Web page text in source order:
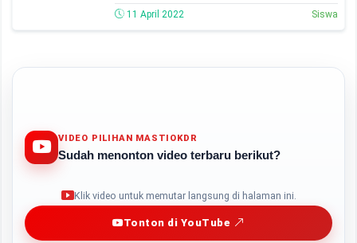
11 April 2022 Siswa
VIDEO PILIHAN MASTIOKDR
Sudah menonton video terbaru berikut?
Klik video untuk memutar langsung di halaman ini.
Tonton di YouTube